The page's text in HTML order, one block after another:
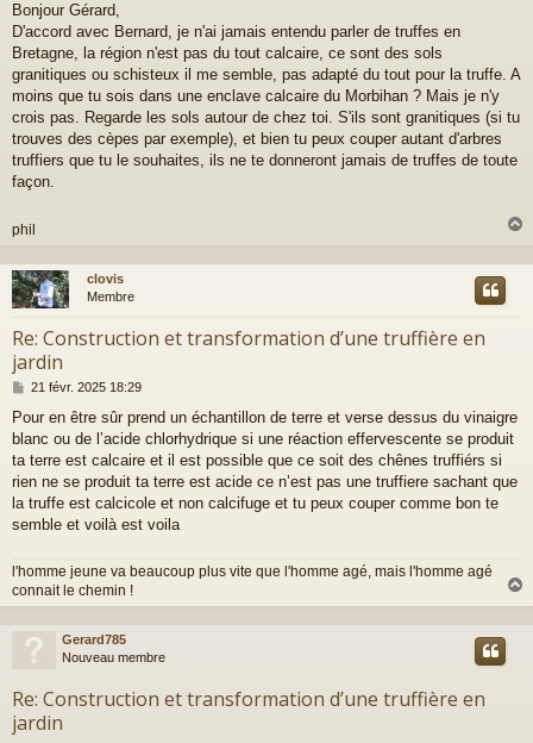
s
s
a
g
Bonjour Gérard,
D'accord avec Bernard, je n'ai jamais entendu parler de truffes en
Bretagne, la région n'est pas du tout calcaire, ce sont des sols
granitiques ou schisteux il me semble, pas adapté du tout pour la truffe. A
moins que tu sois dans une enclave calcaire du Morbihan ? Mais je n'y
crois pas. Regarde les sols autour de chez toi. S'ils sont granitiques (si tu
trouves des cèpes par exemple), et bien tu peux couper autant d'arbres
truffiers que tu le souhaites, ils ne te donneront jamais de truffes de toute
façon.
phil
u
clovis
Membre
Re: Construction et transformation d’une truffière en
jardin
M
s
s
a
g
21 févr. 2025 18:29
Pour en être sûr prend un échantillon de terre et verse dessus du vinaigre
blanc ou de l’acide chlorhydrique si une réaction effervescente se produit
ta terre est calcaire et il est possible que ce soit des chênes truffiérs si
rien ne se produit ta terre est acide ce n’est pas une truffiere sachant que
la truffe est calcicole et non calcifuge et tu peux couper comme bon te
semble et voilà est voila
l'homme jeune va beaucoup plus vite que l'homme agé, mais l'homme agé
connait le chemin !
a
Gerard785
Nouveau membre
Re: Construction et transformation d’une truffière en
jardin